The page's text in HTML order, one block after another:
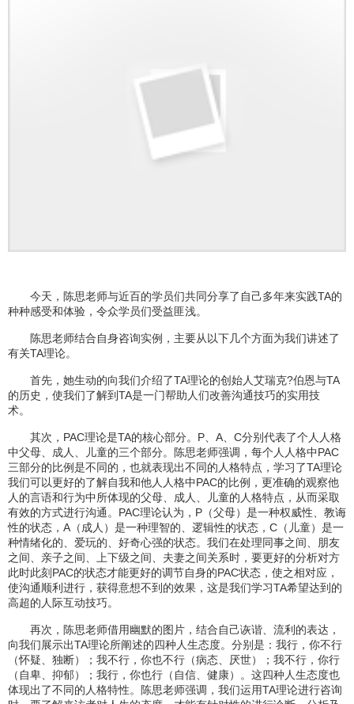
今天，陈思老师与近百的学员们共同分享了自己多年来实践TA的
种种感受和体验，令众学员们受益匪浅。
陈思老师结合自身咨询实例，主要从以下几个方面为我们讲述了
有关TA理论。
首先，她生动的向我们介绍了TA理论的创始人艾瑞克?伯恩与TA
的历史，使我们了解到TA是一门帮助人们改善沟通技巧的实用技
术。
其次，PAC理论是TA的核心部分。P、A、C分别代表了个人人格
中父母、成人、儿童的三个部分。陈思老师强调，每个人人格中PAC
三部分的比例是不同的，也就表现出不同的人格特点，学习了TA理论
我们可以更好的了解自我和他人人格中PAC的比例，更准确的观察他
人的言语和行为中所体现的父母、成人、儿童的人格特点，从而采取
有效的方式进行沟通。PAC理论认为，P（父母）是一种权威性、教诲
性的状态，A（成人）是一种理智的、逻辑性的状态，C（儿童）是一
种情绪化的、爱玩的、好奇心强的状态。我们在处理同事之间、朋友
之间、亲子之间、上下级之间、夫妻之间关系时，要更好的分析对方
此时此刻PAC的状态才能更好的调节自身的PAC状态，使之相对应，
使沟通顺利进行，获得意想不到的效果，这是我们学习TA希望达到的
高超的人际互动技巧。
再次，陈思老师借用幽默的图片，结合自己诙谐、流利的表达，
向我们展示出TA理论所阐述的四种人生态度。分别是：我行，你不行
（怀疑、独断）；我不行，你也不行（病态、厌世）；我不行，你行
（自卑、抑郁）；我行，你也行（自信、健康）。这四种人生态度也
体现出了不同的人格特性。陈思老师强调，我们运用TA理论进行咨询